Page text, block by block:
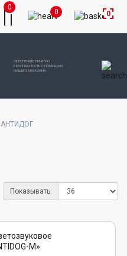
ОБЕСПЕЧЬТЕ ЛИЧНУЮ
БЕЗОПАСНОСТЬ С ПОМОЩЬЮ
НАШЕГО МАГАЗИНА
0
0 0
АНТИДОГ
Показывать: